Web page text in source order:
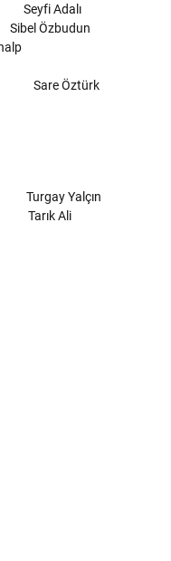
Seyfi Adalı
Sibel Özbudun
Sare Öztürk
Turgay Yalçın
Tarık Ali